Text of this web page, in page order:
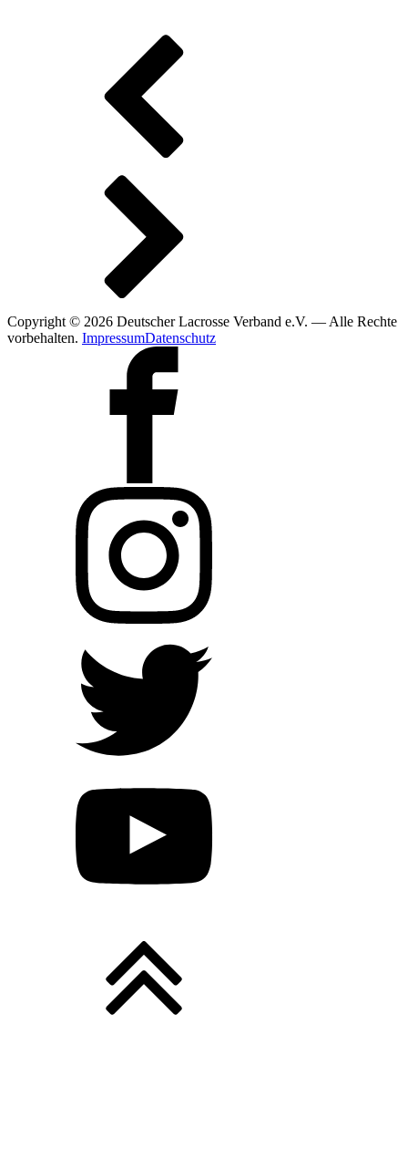
Copyright © 2026 Deutscher Lacrosse Verband e.V. — Alle Rechte
vorbehalten. ImpressumDatenschutz